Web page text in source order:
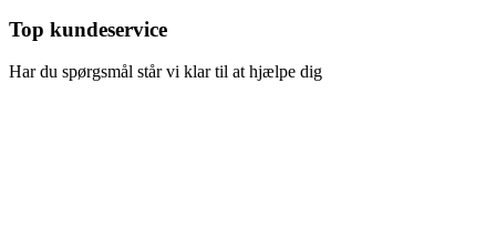
Top kundeservice
Har du spørgsmål står vi klar til at hjælpe dig